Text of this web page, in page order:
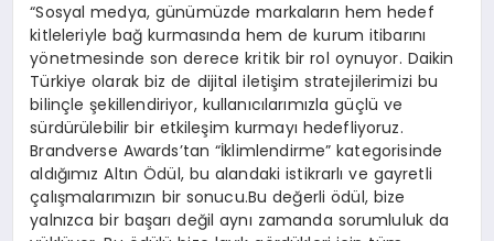
“Sosyal medya, günümüzde markaların hem hedef
kitleleriyle bağ kurmasında hem de kurum itibarını
yönetmesinde son derece kritik bir rol oynuyor. Daikin
Türkiye olarak biz de dijital iletişim stratejilerimizi bu
bilinçle şekillendiriyor, kullanıcılarımızla güçlü ve
sürdürülebilir bir etkileşim kurmayı hedefliyoruz.
Brandverse Awards’tan “İklimlendirme” kategorisinde
aldığımız Altın Ödül, bu alandaki istikrarlı ve gayretli
çalışmalarımızın bir sonucu.Bu değerli ödül, bize
yalnızca bir başarı değil aynı zamanda sorumluluk da